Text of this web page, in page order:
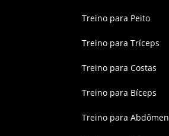
Treino para Peito
Treino para Tríceps
Treino para Costas
Treino para Bíceps
Treino para Abdômen